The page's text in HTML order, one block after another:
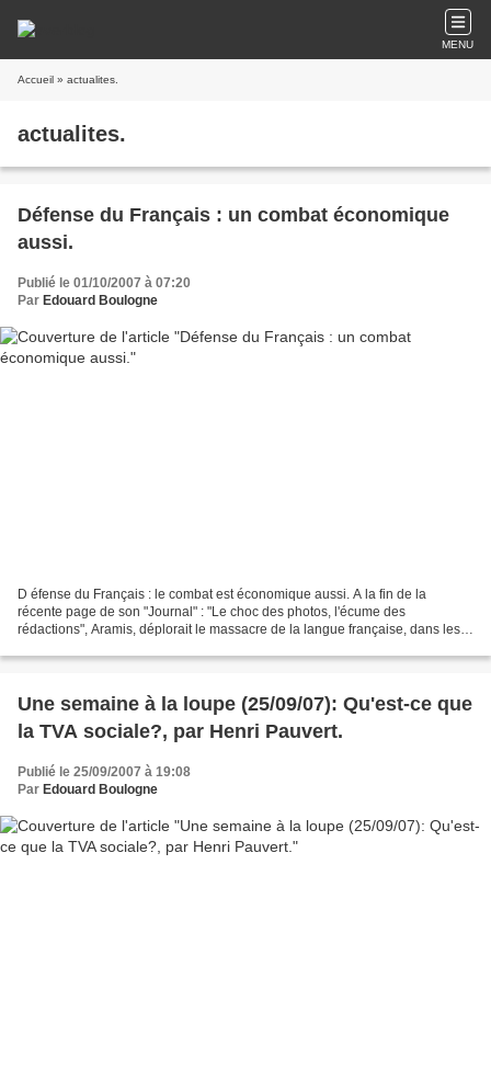
MENU
Accueil » actualites.
actualites.
Défense du Français : un combat économique
aussi.
Publié le 01/10/2007 à 07:20
Par Edouard Boulogne
D éfense du Français : le combat est économique aussi. A la fin de la
récente page de son "Journal" : "Le choc des photos, l'écume des
rédactions", Aramis, déplorait le massacre de la langue française, dans les
Une semaine à la loupe (25/09/07): Qu'est-ce que
la TVA sociale?, par Henri Pauvert.
Publié le 25/09/2007 à 19:08
Par Edouard Boulogne